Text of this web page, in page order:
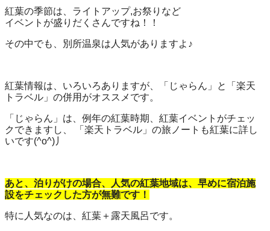
紅葉の季節は、ライトアップ,お祭りなど
イベントが盛りだくさんですね！！
その中でも、別所温泉は人気がありますよ♪
紅葉情報は、いろいろありますが、「じゃらん」と「楽天
トラベル」の併用がオススメです。
「じゃらん」は、例年の紅葉時期、紅葉イベントがチェッ
クできますし、 「楽天トラベル」の旅ノートも紅葉に詳し
いです(^o^)丿
あと、泊りがけの場合、人気の紅葉地域は、早めに宿泊施
設をチェックした方が無難です！
特に人気なのは、紅葉＋露天風呂です。